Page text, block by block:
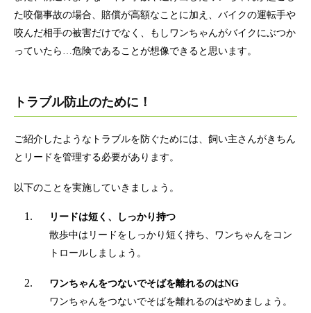
た咬傷事故の場合、賠償が高額なことに加え、バイクの運転手や
咬んだ相手の被害だけでなく、もしワンちゃんがバイクにぶつか
っていたら…危険であることが想像できると思います。
トラブル防止のために！
ご紹介したようなトラブルを防ぐためには、飼い主さんがきちん
とリードを管理する必要があります。
以下のことを実施していきましょう。
リードは短く、しっかり持つ
散歩中はリードをしっかり短く持ち、ワンちゃんをコン
トロールしましょう。
ワンちゃんをつないでそばを離れるのはNG
ワンちゃんをつないでそばを離れるのはやめましょう。